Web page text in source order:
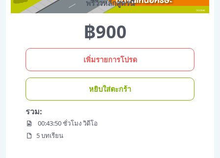
พรีวิวหลักสูตรนี้
฿900
เพิ่มรายการโปรด
หยิบใส่ตะกร้า
รวม:
00:43:50 ชั่วโมง วิดีโอ
5 บทเรียน